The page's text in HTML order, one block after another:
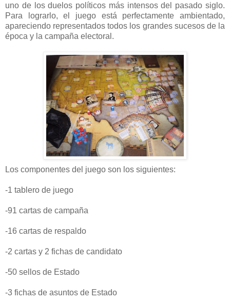
uno de los duelos políticos más intensos del pasado siglo.
Para lograrlo, el juego está perfectamente ambientado,
apareciendo representados todos los grandes sucesos de la
época y la campaña electoral.
Los componentes del juego son los siguientes:
-1 tablero de juego
-91 cartas de campaña
-16 cartas de respaldo
-2 cartas y 2 fichas de candidato
-50 sellos de Estado
-3 fichas de asuntos de Estado